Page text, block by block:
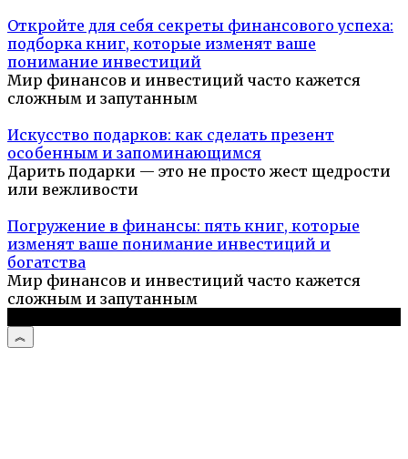
Откройте для себя секреты финансового успеха:
подборка книг, которые изменят ваше
понимание инвестиций
Мир финансов и инвестиций часто кажется
сложным и запутанным
Искусство подарков: как сделать презент
особенным и запоминающимся
Дарить подарки — это не просто жест щедрости
или вежливости
Погружение в финансы: пять книг, которые
изменят ваше понимание инвестиций и
богатства
Мир финансов и инвестиций часто кажется
сложным и запутанным